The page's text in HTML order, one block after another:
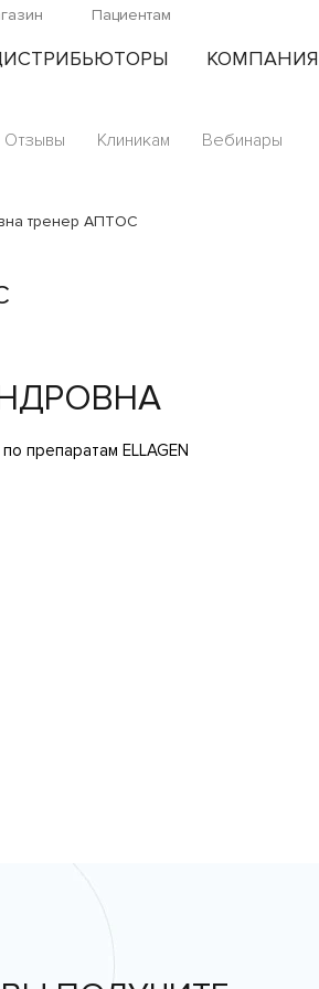
Пациентам
КОМПАНИЯ
Отзывы Клиникам Вебинары
тренер АПТОС
препаратам ELLAGEN